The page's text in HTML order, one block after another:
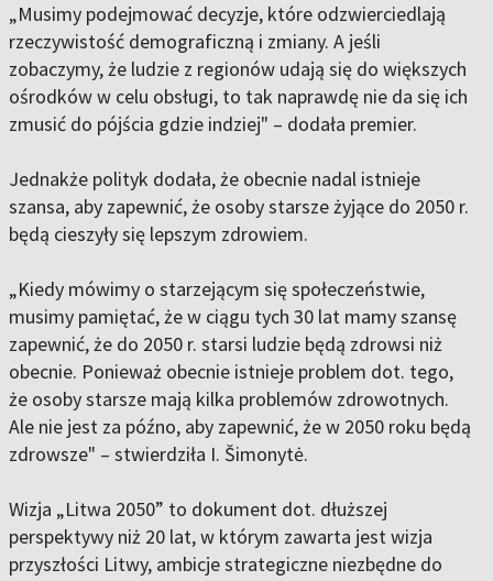
„Musimy podejmować decyzje, które odzwierciedlają
rzeczywistość demograficzną i zmiany. A jeśli
zobaczymy, że ludzie z regionów udają się do większych
ośrodków w celu obsługi, to tak naprawdę nie da się ich
zmusić do pójścia gdzie indziej" – dodała premier.
Jednakże polityk dodała, że obecnie nadal istnieje
szansa, aby zapewnić, że osoby starsze żyjące do 2050 r.
będą cieszyły się lepszym zdrowiem.
„Kiedy mówimy o starzejącym się społeczeństwie,
musimy pamiętać, że w ciągu tych 30 lat mamy szansę
zapewnić, że do 2050 r. starsi ludzie będą zdrowsi niż
obecnie. Ponieważ obecnie istnieje problem dot. tego,
że osoby starsze mają kilka problemów zdrowotnych.
Ale nie jest za późno, aby zapewnić, że w 2050 roku będą
zdrowsze" – stwierdziła I. Šimonytė.
Wizja „Litwa 2050” to dokument dot. dłuższej
perspektywy niż 20 lat, w którym zawarta jest wizja
przyszłości Litwy, ambicje strategiczne niezbędne do